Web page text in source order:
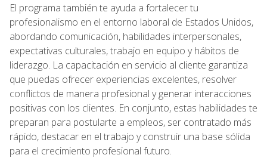
El programa también te ayuda a fortalecer tu
profesionalismo en el entorno laboral de Estados Unidos,
abordando comunicación, habilidades interpersonales,
expectativas culturales, trabajo en equipo y hábitos de
liderazgo. La capacitación en servicio al cliente garantiza
que puedas ofrecer experiencias excelentes, resolver
conflictos de manera profesional y generar interacciones
positivas con los clientes. En conjunto, estas habilidades te
preparan para postularte a empleos, ser contratado más
rápido, destacar en el trabajo y construir una base sólida
para el crecimiento profesional futuro.